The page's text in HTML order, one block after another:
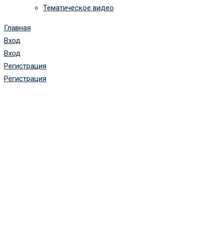
Тематическое видео
Главная
Вход
Вход
Регистрация
Регистрация